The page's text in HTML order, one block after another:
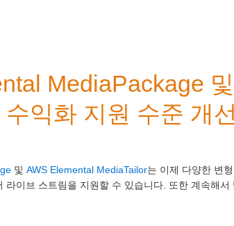
MediaPackage
익화 지원 수준 개선
및 AWS Elemental MediaTailor는 이제 다양한 변
라이브 스트림을 지원할 수 있습니다. 또한 계속해